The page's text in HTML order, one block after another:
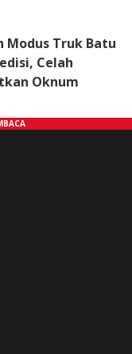
Modus Truk Batu
Celah
Oknum